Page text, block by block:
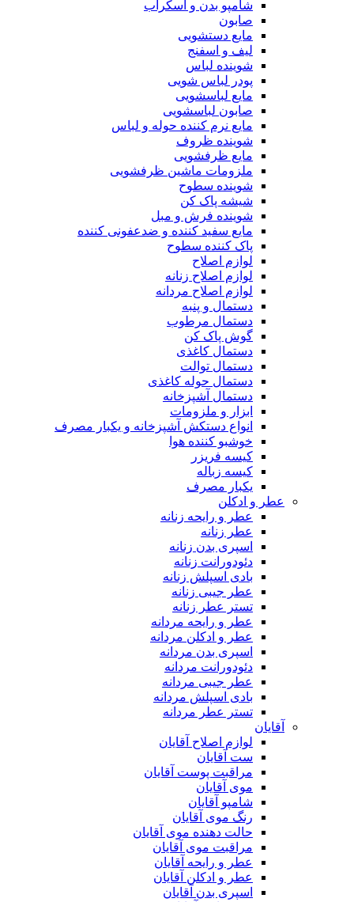
شامپو بدن و اسکراب
صابون
مایع دستشویی
لیف و اسفنج
شوینده لباس
پودر لباس شویی
مایع لباسشویی
صابون لباسشویی
مایع نرم کننده حوله و لباس
شوینده ظروف
مایع ظرفشویی
ملزومات ماشین ظرفشویی
شوینده سطوح
شیشه پاک کن
شوینده فرش و مبل
مایع سفید کننده و ضدعفونی کننده
پاک کننده سطوح
لوازم اصلاح
لوازم اصلاح زنانه
لوازم اصلاح مردانه
دستمال و پنبه
دستمال مرطوب
گوش پاک کن
دستمال کاغذی
دستمال توالت
دستمال حوله کاغذی
دستمال آشپزخانه
ابزار و ملزومات
انواع دستکش آشپزخانه و یکبار مصرف
خوشبو کننده هوا
کیسه فریزر
کیسه زباله
یکبار مصرف
عطر و ادکلن
عطر و رایحه زنانه
عطر زنانه
اسپری بدن زنانه
دئودورانت زنانه
بادی اسپلش زنانه
عطر جیبی زنانه
تستر عطر زنانه
عطر و رایحه مردانه
عطر و ادکلن مردانه
اسپری بدن مردانه
دئودورانت مردانه
عطر جیبی مردانه
بادی اسپلش مردانه
تستر عطر مردانه
آقایان
لوازم اصلاح آقایان
ست آقایان
مراقبت پوست آقایان
موی آقایان
شامپو آقایان
رنگ موی آقایان
حالت دهنده موی آقایان
مراقبت موی آقایان
عطر و رایحه آقایان
عطر و ادکلن آقایان
اسپری بدن آقایان